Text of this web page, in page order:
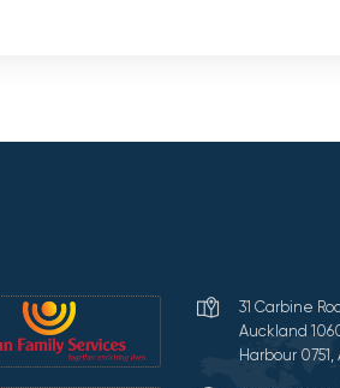
31 Carbine
Auckland
Harbour